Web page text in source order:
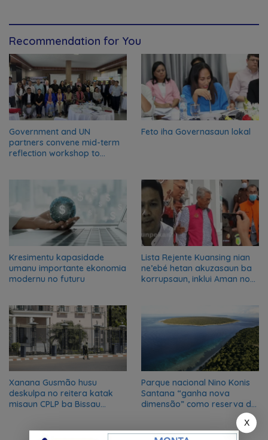
Recommendation for You
Government and UN
partners convene mid-term
reflection workshop to
Feto iha Governasaun lokal
Kresimentu kapasidade
umanu importante ekonomia
modernu no futuru
Lista Rejente Kuansing nian
ne’ebé hetan akuzasaun ba
korrupsaun, inklui Aman no
Xanana Gusmão husu
deskulpa no reitera katak
misaun CPLP ba Bissau
Parque nacional Nino Konis
Santana “ganha nova
dimensão” como reserva da
X